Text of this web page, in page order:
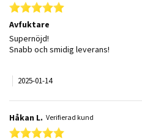
5.0 star rating
Avfuktare
Review by Marcus L. on 14 Jan 2025
review stating Avfuktare
Supernöjd!
Snabb och smidig leverans!
2025-01-14
Håkan L. Verifierad kund
5.0 star rating